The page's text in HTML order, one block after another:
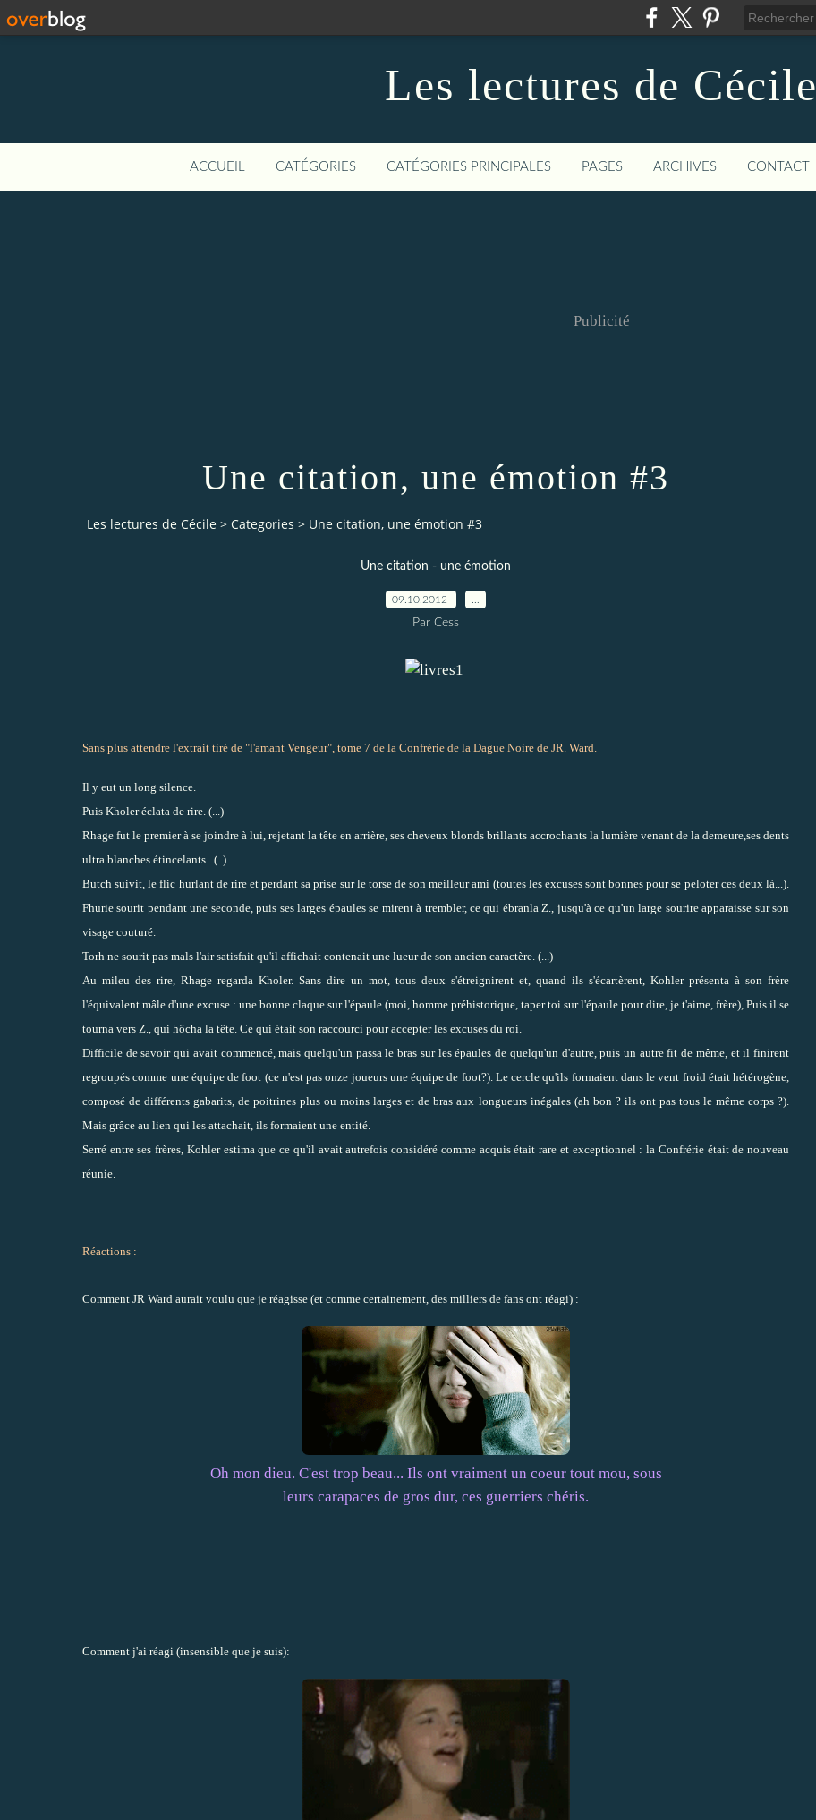
Les lectures de Cécile
ACCUEIL CATÉGORIES CATÉGORIES PRINCIPALES PAGES ARCHIVES CONTACT
Publicité
Une citation, une émotion #3
Les lectures de Cécile > Categories > Une citation, une émotion #3
Une citation - une émotion
09.10.2012
Par Cess
Sans plus attendre l'extrait tiré de "l'amant Vengeur", tome 7 de la Confrérie de la Dague Noire de JR. Ward.
Il y eut un long silence.
Puis Kholer éclata de rire. (...)
Rhage fut le premier à se joindre à lui, rejetant la tête en arrière, ses cheveux blonds brillants accrochants la lumière venant de la demeure,ses dents
ultra blanches étincelants. (..)
Butch suivit, le flic hurlant de rire et perdant sa prise sur le torse de son meilleur ami (toutes les excuses sont bonnes pour se peloter ces deux là...).
Fhurie sourit pendant une seconde, puis ses larges épaules se mirent à trembler, ce qui ébranla Z., jusqu'à ce qu'un large sourire apparaisse sur son
visage couturé.
Torh ne sourit pas mals l'air satisfait qu'il affichait contenait une lueur de son ancien caractère. (...)
Au mileu des rire, Rhage regarda Kholer. Sans dire un mot, tous deux s'étreignirent et, quand ils s'écartèrent, Kohler présenta à son frère
l'équivalent mâle d'une excuse : une bonne claque sur l'épaule (moi, homme préhistorique, taper toi sur l'épaule pour dire, je t'aime, frère), Puis il se
tourna vers Z., qui hôcha la tête. Ce qui était son raccourci pour accepter les excuses du roi.
Difficile de savoir qui avait commencé, mais quelqu'un passa le bras sur les épaules de quelqu'un d'autre, puis un autre fit de même, et il finirent
regroupés comme une équipe de foot (ce n'est pas onze joueurs une équipe de foot?). Le cercle qu'ils formaient dans le vent froid était hétérogène,
composé de différents gabarits, de poitrines plus ou moins larges et de bras aux longueurs inégales (ah bon ? ils ont pas tous le même corps ?).
Mais grâce au lien qui les attachait, ils formaient une entité.
Serré entre ses frères, Kohler estima que ce qu'il avait autrefois considéré comme acquis était rare et exceptionnel : la Confrérie était de nouveau
réunie.
Réactions :
Comment JR Ward aurait voulu que je réagisse (et comme certainement, des milliers de fans ont réagi) :
Oh mon dieu. C'est trop beau... Ils ont vraiment un coeur tout mou, sous
leurs carapaces de gros dur, ces guerriers chéris.
Comment j'ai réagi (insensible que je suis):